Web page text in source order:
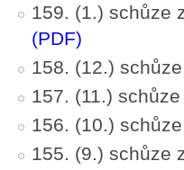
159. (1.) schůze
(PDF)
158. (12.)
157. (11.)
156. (10.)
155. (9.) schůze